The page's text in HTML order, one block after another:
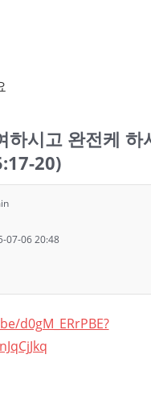
하시고 완전케 하
20)
07-06 20:48
d0gM_ERrPBE?